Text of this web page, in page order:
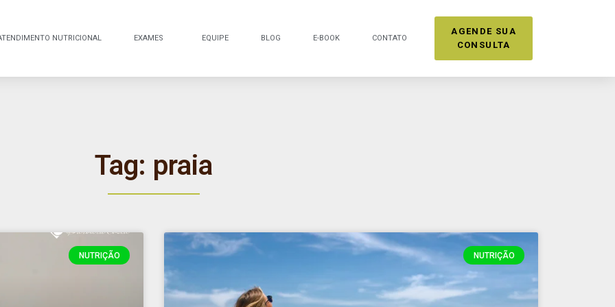
NUTRICIONAL EXAMES EQUIPE BLOG E-BOOK CONTATO
AGENDE SUA
CONSULTA
Tag: praia
NUTRIÇÃO NUTRIÇÃO